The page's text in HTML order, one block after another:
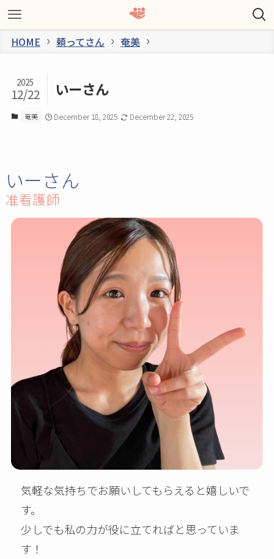
HOME 頼ってさん 奄美
いーさん
2025
12/22
奄美 December 18, 2025 December 22, 2025
いーさん
准看護師
気軽な気持ちでお願いしてもらえると嬉しいで
す。
少しでも私の力が役に立てればと思っていま
す！